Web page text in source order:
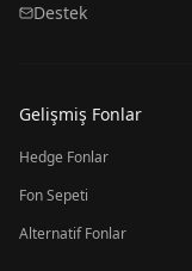
Destek
Gelişmiş Fonlar
Hedge Fonlar
Fon Sepeti
Alternatif Fonlar